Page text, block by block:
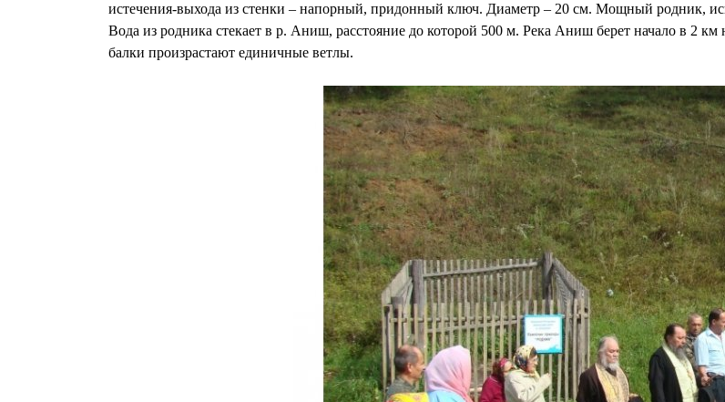
истечения-выхода из стенки – напорный, придонный ключ. Диаметр – 20 см. Мощный родник,
Вода из родника стекает в р. Аниш, расстояние до которой 500 м. Река Аниш берет начало в 2 км
балки произрастают единичные ветлы.